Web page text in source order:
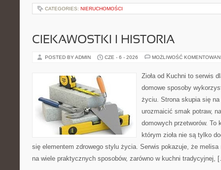
CATEGORIES: NIERUCHOMOŚCI
CIEKAWOSTKI I HISTORIA
POSTED BY ADMIN CZE - 6 - 2026 MOŻLIWOŚĆ
Zioła od Kuchni to serwis
domowe sposoby
życiu. Strona skupia się
urozmaicić smak potraw,
domowych przetworów. To
którym zioła nie są tylko
się elementem zdrowego stylu życia. Serwis pokazuje, że
na wiele praktycznych sposobów, zarówno w kuchni tradycyjnej,